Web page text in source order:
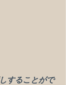
することがで